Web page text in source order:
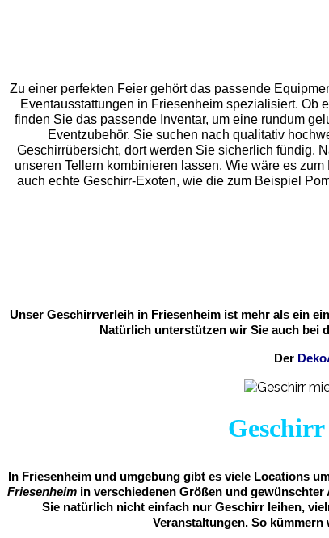
Zu einer perfekten Feier gehört das passende
Eventausstattungen in Friesenheim spezialisiert. Ob
finden Sie das passende Inventar, um eine rundum
Eventzubehör. Sie suchen nach qualitativ
Geschirrübersicht, dort werden Sie sicherlich fündig.
unseren Tellern kombinieren lassen. Wie wäre es
auch echte Geschirr-Exoten, wie die zum Beispiel
Unser Geschirrverleih in Friesenheim ist mehr als ein
Natürlich unterstützen wir Sie auch bei
Der
In Friesenheim und umgebung gibt es viele Locations
Friesenheim in verschiedenen Größen und
Sie natürlich nicht einfach nur Geschirr leihen,
Veranstaltungen. So